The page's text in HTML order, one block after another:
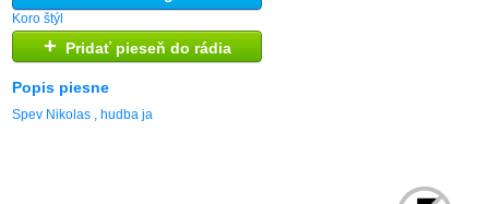
Koro štýl
+ Pridať pieseň do rádia
Popis piesne
Spev Nikolas , hudba ja